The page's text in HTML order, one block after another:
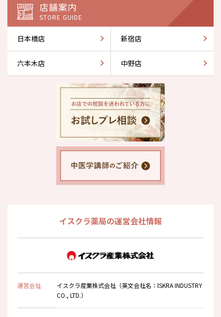
店舗案内
STORE GUIDE
日本橋店 新宿店
六本木店 中野店
イスクラ薬局の運営会社情報
運営会社
イスクラ産業株式会社（英文会社名：lSKRA INDUSTRY
CO., LTD.）